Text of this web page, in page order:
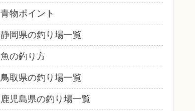
青物ポイント
静岡県の釣り場一覧
魚の釣り方
鳥取県の釣り場一覧
鹿児島県の釣り場一覧